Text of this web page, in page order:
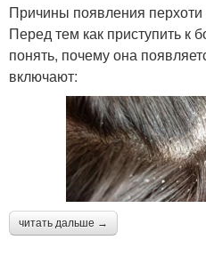
Причины появления перхоти
Перед тем как приступить к
понять, почему она
включают:
читать дальше →